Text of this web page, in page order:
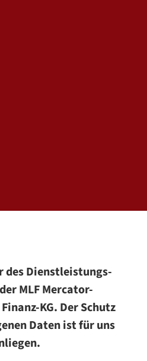
des Dienstleistungs-
MLF Mercator-
KG. Der Schutz
Daten ist für uns